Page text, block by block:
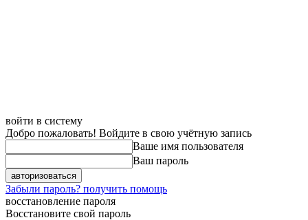
войти в систему
Добро пожаловать! Войдите в свою учётную запись
Ваше имя пользователя
Ваш пароль
Забыли пароль? получить помощь
восстановление пароля
Восстановите свой пароль